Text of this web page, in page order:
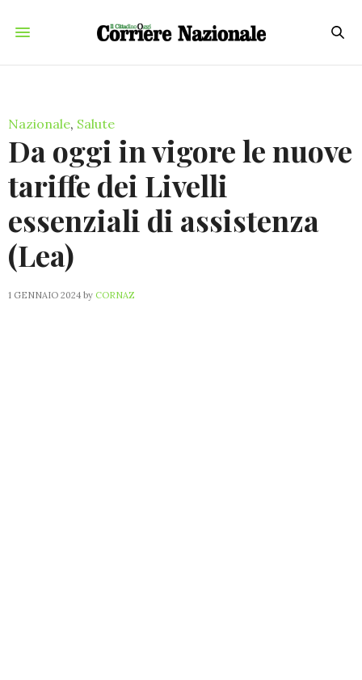
Nazionale, Salute
Da oggi in vigore le nuove
tariffe dei Livelli
essenziali di assistenza
(Lea)
1 GENNAIO 2024 by CORNAZ